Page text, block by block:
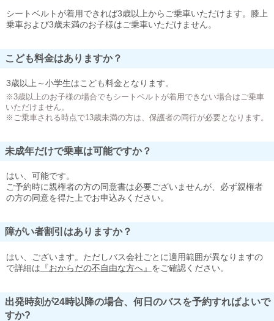
シートベルトが着用できれば3歳以上からご乗車いただけます。膝上
乗車および3歳未満のお子様はご乗車いただけません。
こども料金はありますか？
3歳以上～小学生はこども料金となります。
※3歳以上のお子様の場合でもシートベルトが着用できない場合はご乗車
いただけません。
※ご乗車される時点で13歳未満の方は、保護者の同行が必要となります。
未成年だけで乗車は可能ですか？
はい、可能です。
ご予約時に親権者の方の同意書は必要ございませんが、必ず親権者
の方の同意を得た上でお申込みください。
障がい者割引はありますか？
はい、ございます。ただしバス会社ごとに適用範囲が異なりますの
で詳細は 『おからだの不自由な方へ』 をご確認ください。
出発時刻が24時以降の場合、何日のバスを予約すればよいで
すか?